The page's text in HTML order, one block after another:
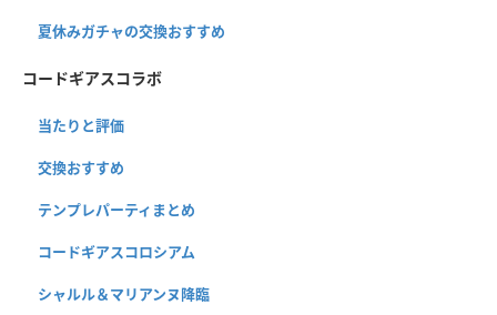
夏休みガチャの交換おすすめ
コードギアスコラボ
当たりと評価
交換おすすめ
テンプレパーティまとめ
コードギアスコロシアム
シャルル＆マリアンヌ降臨